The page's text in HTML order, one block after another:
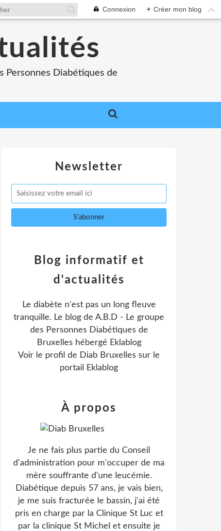
Connexion + Créer mon blog
Personnes Diabétiques de
Newsletter
Blog informatif et
d'actualités
Le diabète n'est pas un long fleuve
tranquille. Le blog de A.B.D - Le groupe
des Personnes Diabétiques de
Bruxelles hébergé Eklablog
Voir le profil de Diab Bruxelles sur le
portail Eklablog
À propos
Je ne fais plus partie du Conseil
d'administration pour m'occuper de ma
mère souffrante d'une leucémie.
Diabétique depuis 57 ans, je vais bien,
je me suis fracturée le bassin, j'ai été
pris en charge par la Clinique St Luc et
par la clinique St Michel et ensuite je